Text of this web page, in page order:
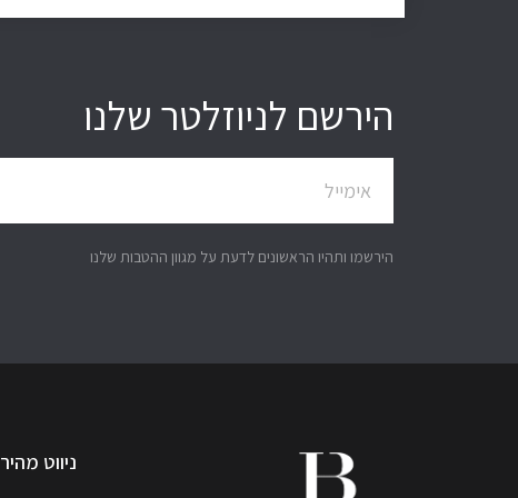
הירשם לניוזלטר שלנו
הירשמו ותהיו הראשונים לדעת על מגוון ההטבות שלנו
ניווט מהיר